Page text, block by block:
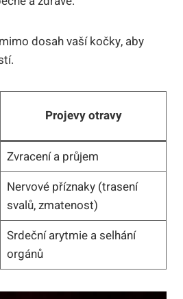
dosah vaší kočky, aby
Projevy otravy
Zvracení a průjem
Nervové příznaky (trasení
svalů, zmatenost)
Srdeční arytmie a selhání
orgánů